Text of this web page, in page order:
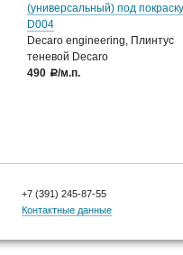
(универсальный) под покраску
D004
Decaro engineering, Плинтус
теневой Decaro
490
a/м.п.
+7 (391) 245-87-55
Контактные данные